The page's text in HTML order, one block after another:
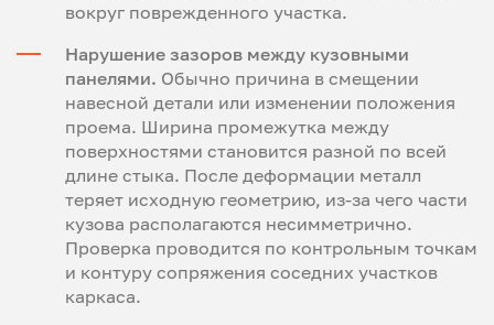
вокруг поврежденного участка.
Нарушение зазоров между кузовными
панелями. Обычно причина в смещении
навесной детали или изменении положения
проема. Ширина промежутка между
поверхностями становится разной по всей
длине стыка. После деформации металл
теряет исходную геометрию, из-за чего части
кузова располагаются несимметрично.
Проверка проводится по контрольным точкам
и контуру сопряжения соседних участков
каркаса.